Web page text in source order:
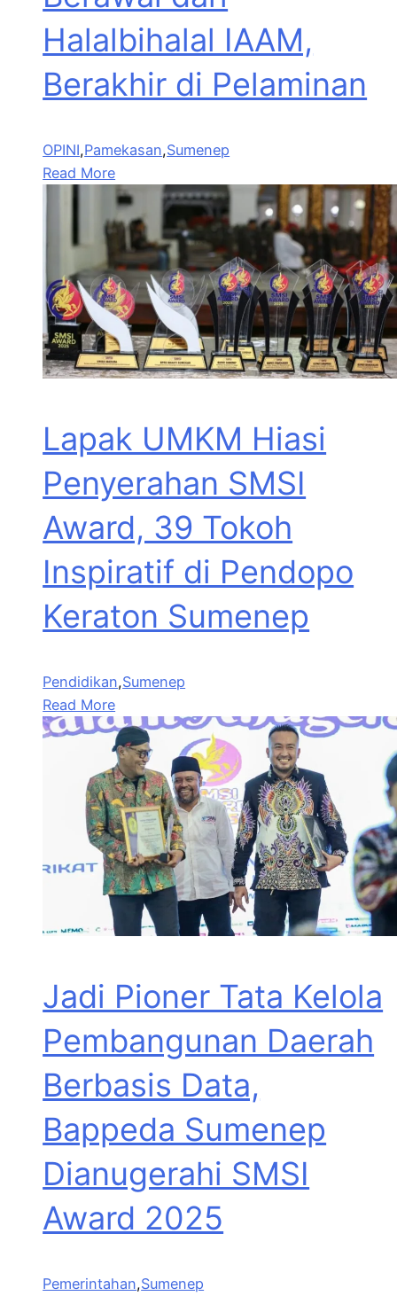
Halalbihalal IAAM,
Berakhir di Pelaminan
OPINI,Pamekasan,Sumenep
Read More
Lapak UMKM Hiasi
Penyerahan SMSI
Award, 39 Tokoh
Inspiratif di Pendopo
Keraton Sumenep
Pendidikan,Sumenep
Read More
Jadi Pioner Tata Kelola
Pembangunan Daerah
Berbasis Data,
Bappeda Sumenep
Dianugerahi SMSI
Award 2025
Pemerintahan,Sumenep